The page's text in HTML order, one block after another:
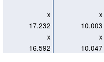
x x
17.232
10.003
x x
16.592 10.047